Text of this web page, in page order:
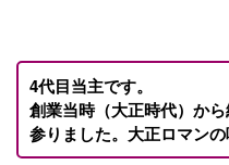
4代目当主です。
創業当時（大正時代）か
参りました。大正ロマン